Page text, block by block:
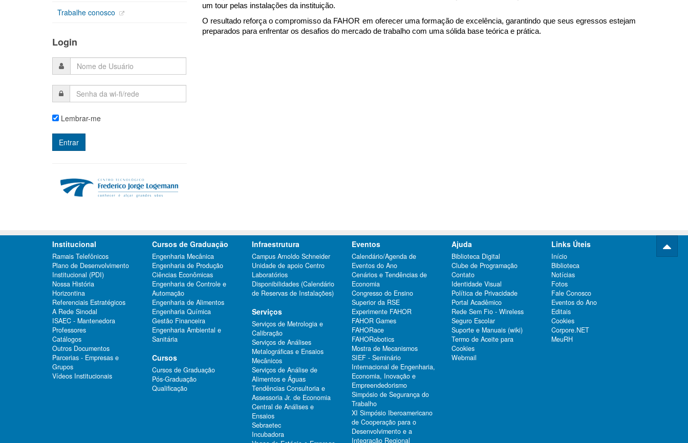
um tour pelas instalações da instituição.
O resultado reforça o compromisso da FAHOR em oferecer uma formação de excelência, garantindo que seus egressos estejam
preparados para enfrentar os desafios do mercado de trabalho com uma sólida base teórica e prática.
Trabalhe conosco
Login
Lembrar-me
Institucional
Ramais Telefônicos
Plano de Desenvolvimento
Institucional (PDI)
Nossa História
Horizontina
Referenciais Estratégicos
A Rede Sinodal
ISAEC - Mantenedora
Professores
Catálogos
Outros Documentos
Parcerias - Empresas e
Grupos
Vídeos Institucionais
Cursos de Graduação
Engenharia Mecânica
Engenharia de Produção
Ciências Econômicas
Engenharia de Controle e
Automação
Engenharia de Alimentos
Engenharia Química
Gestão Financeira
Engenharia Ambiental e
Sanitária
Cursos
Cursos de Graduação
Pós-Graduação
Qualificação
Infraestrutura
Campus Arnoldo Schneider
Unidade de apoio Centro
Laboratórios
Disponibilidades (Calendário
de Reservas de Instalações)
Serviços
Serviços de Metrologia e
Calibração
Serviços de Análises
Metalográficas e Ensaios
Mecânicos
Serviços de Análise de
Alimentos e Águas
Tendências Consultoria e
Assessoria Jr. de Economia
Central de Análises e
Ensaios
Sebraetec
Incubadora
Eventos
Calendário/Agenda de
Eventos do Ano
Cenários e Tendências de
Economia
Congresso do Ensino
Superior da RSE
Experimente FAHOR
FAHOR Games
FAHORace
FAHORobotics
Mostra de Mecanismos
SIEF - Seminário
Internacional de Engenharia,
Economia, Inovação e
Empreendedorismo
Simpósio de Segurança do
Trabalho
XI Simpósio Iberoamericano
de Cooperação para o
Desenvolvimento e a
Integração Regional
Ajuda
Biblioteca Digital
Clube de Programação
Contato
Identidade Visual
Política de Privacidade
Portal Acadêmico
Rede Sem Fio - Wireless
Seguro Escolar
Suporte e Manuais (wiki)
Termo de Aceite para
Cookies
Webmail
Links Úteis
Início
Biblioteca
Notícias
Fotos
Fale Conosco
Eventos do Ano
Editais
Cookies
Corpore.NET
MeuRH